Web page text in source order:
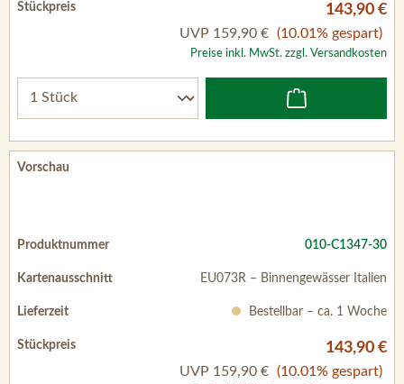
143,90 €
UVP 159,90 € (10.01% gespart)
Preise inkl. MwSt. zzgl. Versandkosten
010-C1347-30
EU073R – Binnengewässer Italien
Bestellbar – ca. 1 Woche
143,90 €
UVP 159,90 € (10.01% gespart)